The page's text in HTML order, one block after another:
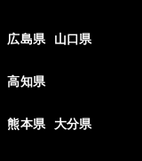
広島県 山口県
高知県
熊本県 大分県